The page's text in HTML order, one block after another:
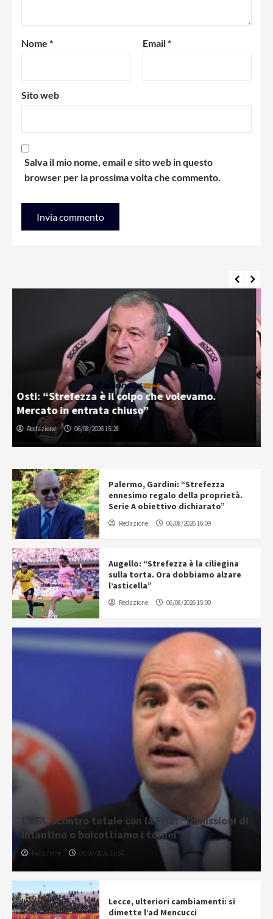
Nome * Email*
Sito web
Salva il mio nome, email e sito web in questo
browser per la prossima volta che commento.
Palermo e Melbourne City, sfida tra “cugini”:
inizia la tournée in Australia
Gabriele Cavallaro 07/08/2026 06:30
Palermo, Gardini: “Strefezza
ennesimo regalo della proprietà.
Serie A obiettivo dichiarato”
Redazione 06/08/2026 16:09
Augello: “Strefezza è la ciliegina
sulla torta. Ora dobbiamo alzare
l’asticella”
Redazione 06/08/2026 15:00
UEFA, scontro totale con la Fifa: “Dimissioni di
Infantino o boicottiamo i tornei”
Redazione 06/08/2026 18:57
Lecce, ulteriori cambiamenti: si
dimette l’ad Mencucci